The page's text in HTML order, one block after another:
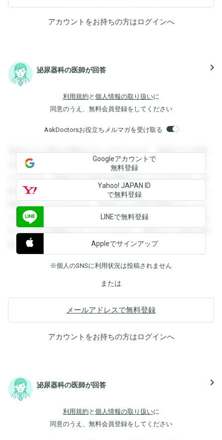
アカウントをお持ちの方はログインへ
泌尿器科の医師が回答 navigate_next
利用規約 と 個人情報の取り扱いに
同意のうえ、無料会員登録をしてください
AskDoctorsお役立ちメルマガを受け取る
登録すると回答を閲覧することができます。登録すると回答
を閲覧することができます。登録すると回答を閲覧すること
ができます。登録すると回答を閲覧することができます。登
録すると回答を閲覧することができます。登録すると回答を
閲覧することができます。登録すると回答を閲覧することが
できます。登録すると回答を閲覧することができます。登録
すると回答を閲覧することができます。登録すると回答を閲
覧することができます。
Googleアカウントで
無料登録
Yahoo! JAPAN ID
で無料登録
LINEで無料登録
Appleでサインアップ
※個人のSNSに利用状況は投稿されません
または
メールアドレスで無料登録
アカウントをお持ちの方はログインへ
泌尿器科の医師が回答 navigate_next
利用規約 と 個人情報の取り扱いに
同意のうえ、無料会員登録をしてください